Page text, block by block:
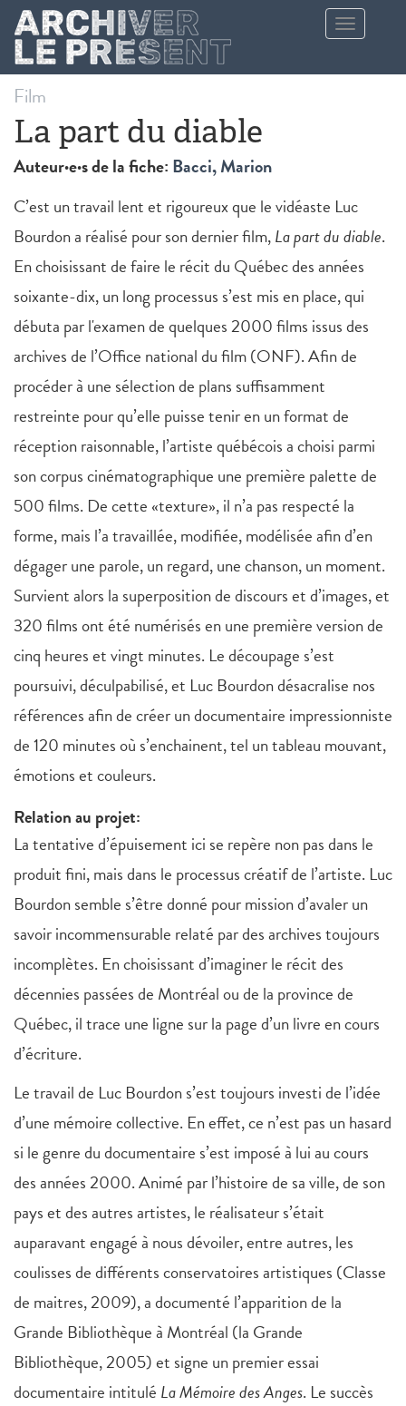
Aller au contenu principal
Toggle
navigation
Film
La part du diable
Auteur·e·s de la fiche: Bacci, Marion
C’est un travail lent et rigoureux que le vidéaste Luc
Bourdon a réalisé pour son dernier film,La part du diable.
En choisissant de faire le récit du Québec des années
soixante-dix, un long processus s’est mis en place, qui
débuta par l'examen de quelques 2000 films issus des
archives de l’Office national du film (ONF). Afin de
procéder à une sélection de plans suffisamment
restreinte pour qu’elle puisse tenir en un format de
réception raisonnable, l’artiste québécois a choisi parmi
son corpus cinématographique une première palette de
500 films. De cette «texture», il n’a pas respecté la
forme, mais l’a travaillée, modifiée, modélisée afin d’en
dégager une parole, un regard, une chanson, un moment.
Survient alors la superposition de discours et d’images, et
320 films ont été numérisés en une première version de
cinq heures et vingt minutes. Le découpage s’est
poursuivi, déculpabilisé, et Luc Bourdon désacralise nos
références afin de créer un documentaire impressionniste
de 120 minutes où s’enchainent, tel un tableau mouvant,
émotions et couleurs.
Relation au projet:
La tentative d’épuisement ici se repère non pas dans le
produit fini, mais dans le processus créatif de l’artiste. Luc
Bourdon semble s’être donné pour mission d’avaler un
savoir incommensurable relaté par des archives toujours
incomplètes. En choisissant d’imaginer le récit des
décennies passées de Montréal ou de la province de
Québec, il trace une ligne sur la page d’un livre en cours
d’écriture.
Le travail de Luc Bourdon s’est toujours investi de l’idée
d’une mémoire collective. En effet, ce n’est pas un hasard
si le genre du documentaire s’est imposé à lui au cours
des années 2000. Animé par l’histoire de sa ville, de son
pays et des autres artistes, le réalisateur s’était
auparavant engagé à nous dévoiler, entre autres, les
coulisses de différents conservatoires artistiques (Classe
de maitres, 2009), a documenté l’apparition de la
Grande Bibliothèque à Montréal (la Grande
Bibliothèque, 2005) et signe un premier essai
documentaire intitulé La Mémoire des Anges. Le succès